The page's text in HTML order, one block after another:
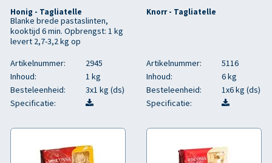
Honig - Tagliatelle
Blanke brede pastaslinten,
kooktijd 6 min. Opbrengst: 1 kg
levert 2,7-3,2 kg op
Artikelnummer:
2945
Inhoud:
1 kg
Besteleenheid:
3x1 kg (ds)
Specificatie:
Knorr - Tagliatelle
Artikelnummer:
5116
Inhoud:
6 kg
Besteleenheid:
1x6 kg (ds)
Specificatie: